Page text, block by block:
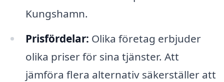
Kungshamn.
Prisfördelar: Olika företag erbjuder
olika priser för sina tjänster. Att
jämföra flera alternativ säkerställer att